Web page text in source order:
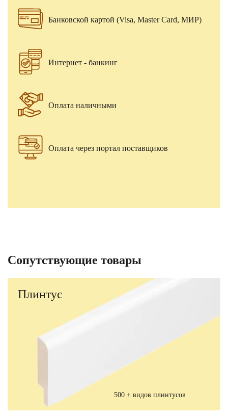
Банковской картой (Visa, Master Card, МИР)
Интернет - банкинг
Оплата наличными
Оплата через портал поставщиков
Сопутствующие товары
Плинтус
500 + видов плинтусов